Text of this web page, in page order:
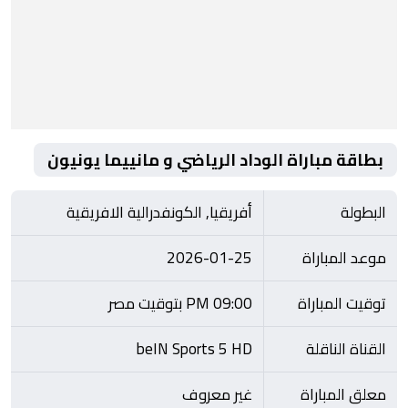
بطاقة مباراة الوداد الرياضي و مانييما يونيون
البطولة
أفريقيا, الكونفدرالية الافريقية
موعد المباراة
2026-01-25
توقيت المباراة
09:00 PM بتوقيت مصر
القناة الناقلة
beIN Sports 5 HD
معلق المباراة
غير معروف